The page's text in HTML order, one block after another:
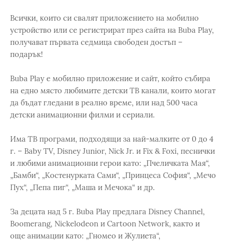
Всички, които си свалят приложението на мобилно
устройство или се регистрират през сайта на Buba Play,
получават първата седмица свободен достъп –
подарък!
Buba Play e мобилно приложение и сайт, който събира
на едно място любимите детски ТВ канали, които могат
да бъдат гледани в реално време, или над 500 часа
детски анимационни филми и сериали.
Има ТВ програми, подходящи за най-малките от 0 до 4
г. – Baby TV, Disney Junior, Nick Jr. и Fix & Foxi, песнички
и любими анимационни герои като: „Пчеличката Мая“,
„Бамби“, „Костенурката Сами“, „Принцеса София“, „Мечо
Пух“, „Пепа пиг“, „Маша и Mечока“ и др.
За децата над 5 г. Buba Play предлага Disney Channel,
Boomerang, Nickelodeon и Cartoon Network, както и
още анимации като: „Гномео и Жулиета“,